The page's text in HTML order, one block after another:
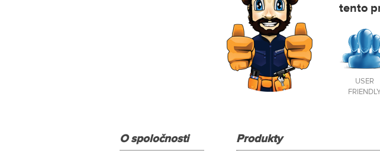
tento
USER
O spoločnosti Produkty